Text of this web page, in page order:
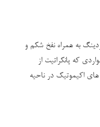
به همراه نفخ شکم و
که پانکراتیت از
اکیموتیک در ناحیه